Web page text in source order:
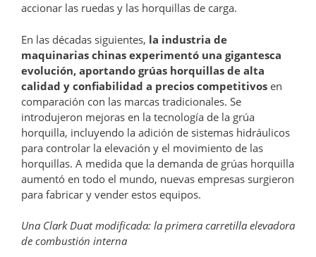
accionar las ruedas y las horquillas de carga.
En las décadas siguientes, la industria de
maquinarias chinas experimentó una gigantesca
evolución, aportando grúas horquillas de alta
calidad y confiabilidad a precios competitivos en
comparación con las marcas tradicionales. Se
introdujeron mejoras en la tecnología de la grúa
horquilla, incluyendo la adición de sistemas hidráulicos
para controlar la elevación y el movimiento de las
horquillas. A medida que la demanda de grúas horquilla
aumentó en todo el mundo, nuevas empresas surgieron
para fabricar y vender estos equipos.
Una Clark Duat modificada: la primera carretilla elevadora
de combustión interna